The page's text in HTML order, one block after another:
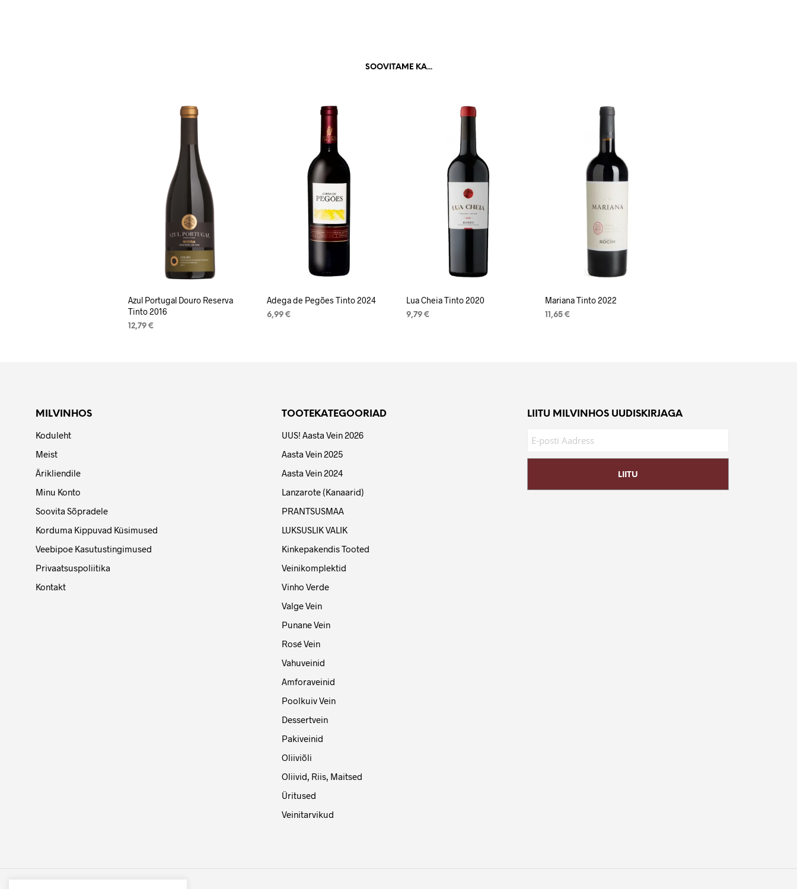
SOOVITAME KA...
Azul Portugal Douro Reserva
Tinto 2016
12,79 €
Adega de Pegões Tinto 2024
6,99 €
Lua Cheia Tinto 2020
9,79 €
Mariana Tinto 2022
11,65 €
MILVINHOS
Koduleht
Meist
Ärikliendile
Minu Konto
Soovita Sõpradele
Korduma Kippuvad Küsimused
Veebipoe Kasutustingimused
Privaatsuspoliitika
Kontakt
TOOTEKATEGOORIAD
UUS! Aasta Vein 2026
Aasta Vein 2025
Aasta Vein 2024
Lanzarote (Kanaarid)
PRANTSUSMAA
LUKSUSLIK VALIK
Kinkepakendis Tooted
Veinikomplektid
Vinho Verde
Valge Vein
Punane Vein
Rosé Vein
Vahuveinid
Amforaveinid
Poolkuiv Vein
Dessertvein
Pakiveinid
Oliiviõli
Oliivid, Riis, Maitsed
Üritused
Veinitarvikud
LIITU MILVINHOS UUDISKIRJAGA